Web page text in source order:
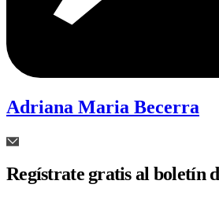
Adriana Maria Becerra
Regístrate gratis al boletín